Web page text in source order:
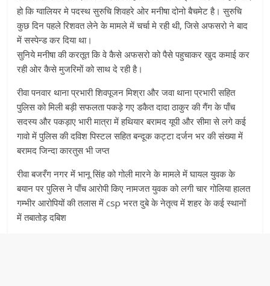
हो कि ग्वालियर मे पदस्थ सुरुचि शिवहरे ओर मनीषा दोनो बैचमेट है। सुरुचि
कुछ दिन पहले रिशवत लेने के मामले में चर्चा मे रही थी, जिसे अफसरो ने बाद
में सस्पेन्ड कर दिया था।
सुनिये मनीषा की करतूत कि वे कैसे अफसरो को पैसे पहुचाकर खुद कमाई कर
रही ओर कैसे मुजरिमों को साथ दे रही है।
रीवा पनवार थाना प्रभारी शिवपूजन मिश्रा और जवा थाना प्रभारी सहित
पुलिस को मिली बड़ी सफलता पकड़े गए डकैत दादा ठाकुर की गैंग के पाँच
सदस्य और पकड़ाए भारी मात्रा में हथियार बरामद यूपी और सीमा से लगे कई
गावो में पुलिस की दविश पिस्टल सहित बन्दूक कट्टा दर्जन भर की संख्या में
बरामद जिन्दा कारतुस भी जप्त
रीवा बजरँग नगर में भानू सिंह को गोली मारने के मामले में घायल युवक के
बयान पर पुलिस ने पाँच आरोपी किए नामजत युवक को लगी चार गोलिया हालत
गम्भीर आरोपियों की तलास में csp भरत दुबे के नेतृत्व में शहर के कई स्थानों
में तबातोड़ दबिश